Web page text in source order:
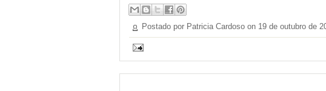
Postado por Patricia Cardoso on 19 de outubro de